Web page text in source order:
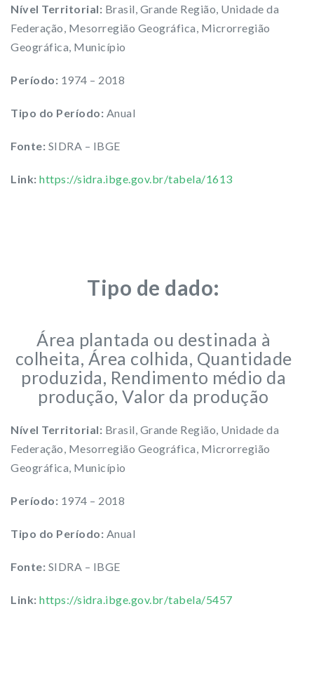
Nível Territorial: Brasil, Grande Região, Unidade da
Federação, Mesorregião Geográfica, Microrregião
Geográfica, Município
Período: 1974 – 2018
Tipo do Período: Anual
Fonte: SIDRA – IBGE
Link: https://sidra.ibge.gov.br/tabela/1613
Tipo de dado:
Área plantada ou destinada à
colheita, Área colhida, Quantidade
produzida, Rendimento médio da
produção, Valor da produção
Nível Territorial: Brasil, Grande Região, Unidade da
Federação, Mesorregião Geográfica, Microrregião
Geográfica, Município
Período: 1974 – 2018
Tipo do Período: Anual
Fonte: SIDRA – IBGE
Link: https://sidra.ibge.gov.br/tabela/5457